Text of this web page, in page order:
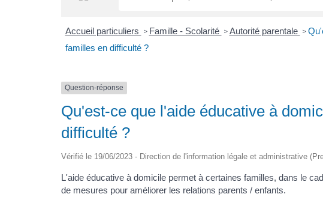
Accueil particuliers > Famille - Scolarité > Autorité parentale >
familles en difficulté ?
Question-réponse
Qu'est-ce que l'aide éducative à
difficulté ?
Vérifié le 19/06/2023 - Direction de l'information légale et administrative
L'aide éducative à domicile permet à certaines familles, dans le
de mesures pour améliorer les relations parents / enfants.